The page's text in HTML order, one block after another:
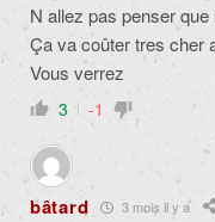
N allez pas penser
Ça va coûter tres cher
Vous verrez
3 -1
bâtard 3 mois il y a